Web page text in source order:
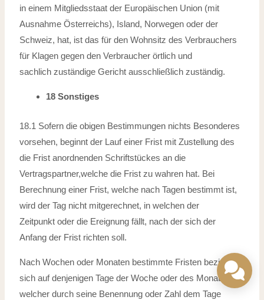
in einem Mitgliedsstaat der Europäischen Union (mit
AusnahmeÖsterreichs), Island, Norwegen oder der
Schweiz, hat, ist das für denWohnsitz des Verbrauchers
für Klagen gegen den Verbraucher örtlich und
sachlich zuständige Gericht ausschließlich zuständig.
18 Sonstiges
18.1 Sofern die obigen Bestimmungen nichts Besonderes
vorsehen, beginnt der Laufeiner Frist mit Zustellung des
die Frist anordnenden Schriftstückes an die
Vertragspartner,welche die Frist zu wahren hat. Bei
Berechnung einer Frist, welche nach Tagen bestimmt ist,
wird der Tag nicht mitgerechnet, in welchen der
Zeitpunktoder die Ereignung fällt, nach der sich der
Anfang der Frist richten soll.
Nach Wochen oder Monaten bestimmte Fristen beziehen
sich auf denjenigen Tageder Woche oder des Monates,
welcher durch seine Benennung oder Zahl demTage